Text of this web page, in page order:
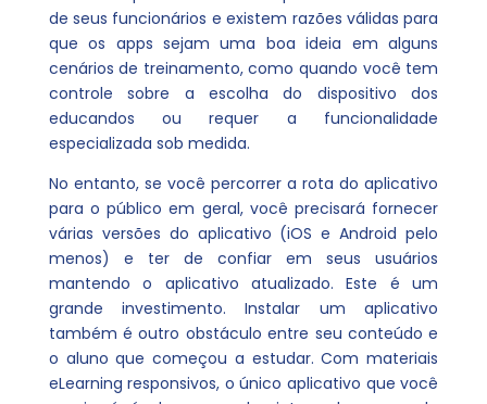
de seus funcionários e existem razões válidas para
que os apps sejam uma boa ideia em alguns
cenários de treinamento, como quando você tem
controle sobre a escolha do dispositivo dos
educandos ou requer a funcionalidade
especializada sob medida.
No entanto, se você percorrer a rota do aplicativo
para o público em geral, você precisará fornecer
várias versões do aplicativo (iOS e Android pelo
menos) e ter de confiar em seus usuários
mantendo o aplicativo atualizado. Este é um
grande investimento. Instalar um aplicativo
também é outro obstáculo entre seu conteúdo e
o aluno que começou a estudar. Com materiais
eLearning responsivos, o único aplicativo que você